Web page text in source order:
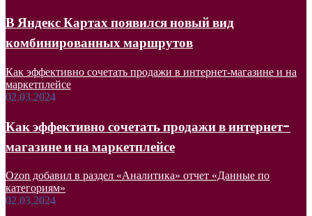
В Яндекс Картах появился новый вид
комбинированных маршрутов
Как эффективно сочетать продажи в интернет-магазине и на
маркетплейсе
02.03.2024
Как эффективно сочетать продажи в интернет-
магазине и на маркетплейсе
Ozon добавил в раздел «Аналитика» отчет «Данные по
категориям»
02.03.2024